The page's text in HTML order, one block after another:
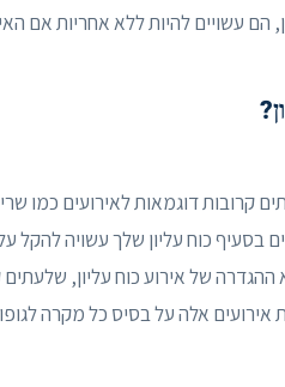
הם עשויים להיות ללא אחריות אם
קרובות דוגמאות לאירועים כמו
בסעיף כוח עליון שלך עשויה להקל
של אירוע כוח עליון, שלעתים
אירועים אלה על בסיס כל מקרה